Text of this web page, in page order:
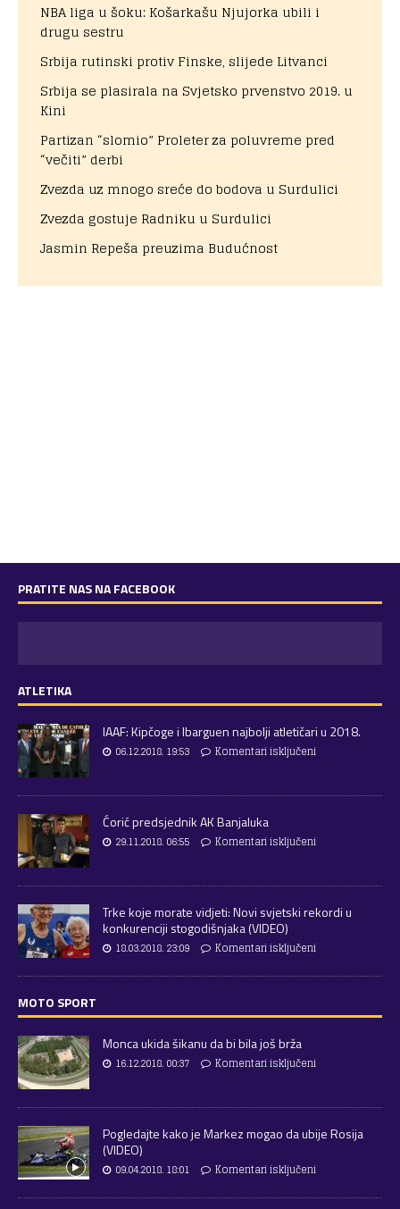
NBA liga u šoku: Košarkašu Njujorka ubili i
drugu sestru
Srbija rutinski protiv Finske, slijede Litvanci
Srbija se plasirala na Svjetsko prvenstvo 2019. u
Kini
Partizan “slomio” Proleter za poluvreme pred
“večiti” derbi
Zvezda uz mnogo sreće do bodova u Surdulici
Zvezda gostuje Radniku u Surdulici
Jasmin Repeša preuzima Budućnost
PRATITE NAS NA FACEBOOK
ATLETIKA
IAAF: Kipčoge i Ibarguen najbolji atletičari u 2018.
06.12.2018. 19:53 Komentari isključeni
Ćorić predsjednik AK Banjaluka
29.11.2018. 06:55 Komentari isključeni
Trke koje morate vidjeti: Novi svjetski rekordi u
konkurenciji stogodišnjaka (VIDEO)
18.03.2018. 23:09 Komentari isključeni
MOTO SPORT
Monca ukida šikanu da bi bila još brža
16.12.2018. 00:37 Komentari isključeni
Pogledajte kako je Markez mogao da ubije Rosija
(VIDEO)
09.04.2018. 18:01 Komentari isključeni